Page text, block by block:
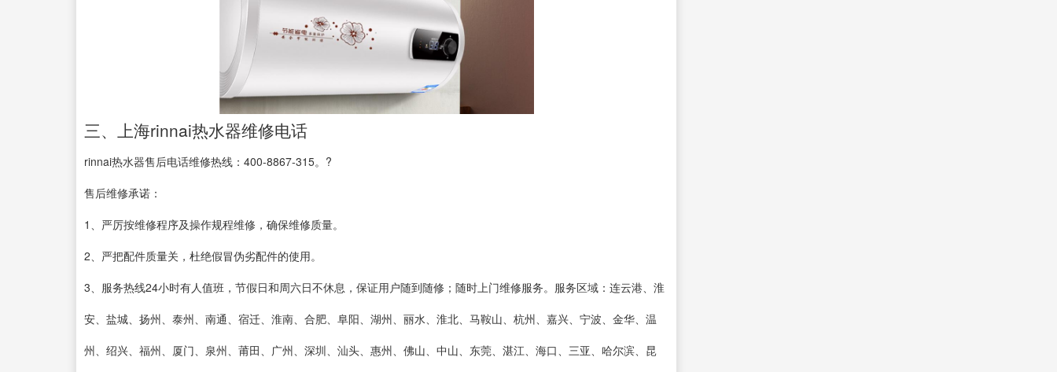
三、上海rinnai热水器维修电话
rinnai热水器售后电话维修热线：400-8867-315。?
售后维修承诺：
1、严厉按维修程序及操作规程维修，确保维修质量。
2、严把配件质量关，杜绝假冒伪劣配件的使用。
3、服务热线24小时有人值班，节假日和周六日不休息，保证用户随到随修；随时上门维修服务。服务区域：连云港、淮
安、盐城、扬州、泰州、南通、宿迁、淮南、合肥、阜阳、湖州、丽水、淮北、马鞍山、杭州、嘉兴、宁波、金华、温
州、绍兴、福州、厦门、泉州、莆田、广州、深圳、汕头、惠州、佛山、中山、东莞、湛江、海口、三亚、哈尔滨、昆